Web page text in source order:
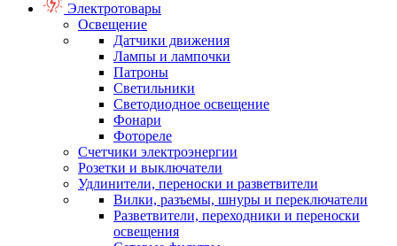
Электротовары
Освещение
Датчики движения
Лампы и лампочки
Патроны
Светильники
Светодиодное освещение
Фонари
Фотореле
Счетчики электроэнергии
Розетки и выключатели
Удлинители, переноски и разветвители
Вилки, разъемы, шнуры и переключатели
Разветвители, переходники и переноски
освещения